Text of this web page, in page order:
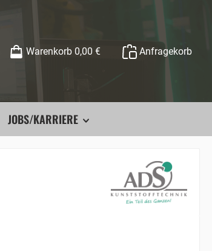
Warenkorb 0,00 € Anfragekorb
JOBS/KARRIERE